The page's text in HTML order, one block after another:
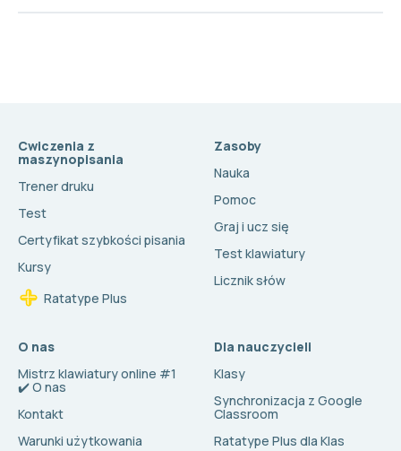
Cwiczenia z
maszynopisania
Trener druku
Test
Certyfikat szybkości pisania
Kursy
Ratatype Plus
Zasoby
Nauka
Pomoc
Graj i ucz się
Test klawiatury
Licznik słów
O nas
Mistrz klawiatury online #1
✔️ O nas
Kontakt
Warunki użytkowania
Dla nauczycieli
Klasy
Synchronizacja z Google
Classroom
Ratatype Plus dla Klas